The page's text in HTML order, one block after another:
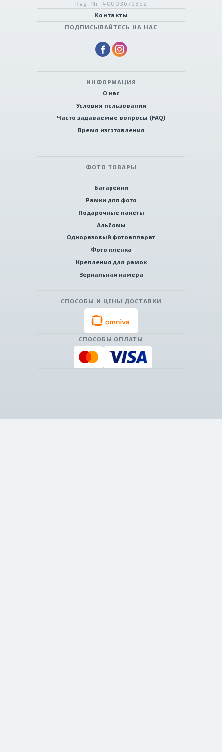
Reģ. Nr. 40003679362
Контакты
ПОДПИСЫВАЙТЕСЬ НА НАС
ИНФОРМАЦИЯ
О нас
Условия пользования
Часто задаваемые вопросы (FAQ)
Время изготовления
ФОТО ТОВАРЫ
Батарейки
Рамки для фото
Подарочные пакеты
Альбомы
Одноразовый фотоаппарат
Фото пленка
Крепления для рамок
Зеркальная камера
СПОСОБЫ И ЦЕНЫ ДОСТАВКИ
СПОСОБЫ ОПЛАТЫ